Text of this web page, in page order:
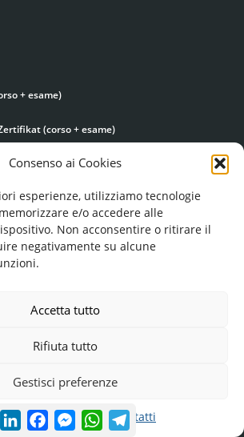
Consenso ai Cookies
esperienze, utilizziamo tecnologie
e/o accedere alle
Non acconsentire o ritirare il
negativamente su alcune
Accetta tutto
Rifiuta tutto
Gestisci preferenze
PolicyPrivacy PolicyContatti
+ esame)
(corso + esame)
+ esame)
di alfabetizzazione digitale
LinkedInFacebookMessenger
WhatsAppTelegram
Scrivici su WhatsApp!